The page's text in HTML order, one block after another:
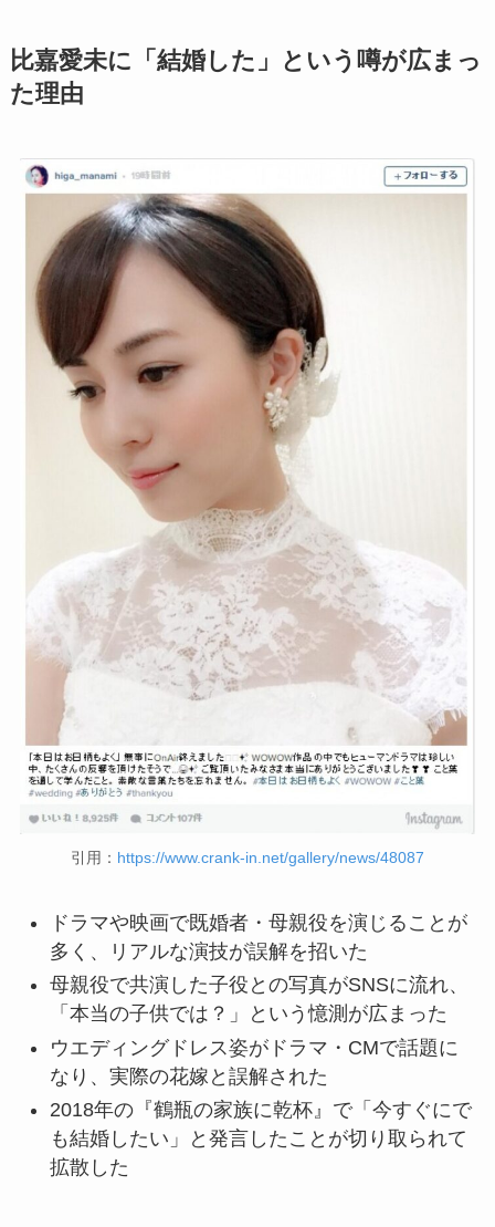
比嘉愛未に「結婚した」という噂が広まっ
た理由
引用： https://www.crank-in.net/gallery/news/48087
ドラマや映画で既婚者・母親役を演じることが
多く、リアルな演技が誤解を招いた
母親役で共演した子役との写真がSNSに流れ、
「本当の子供では？」という憶測が広まった
ウエディングドレス姿がドラマ・CMで話題に
なり、実際の花嫁と誤解された
2018年の『鶴瓶の家族に乾杯』で「今すぐにで
も結婚したい」と発言したことが切り取られて
拡散した